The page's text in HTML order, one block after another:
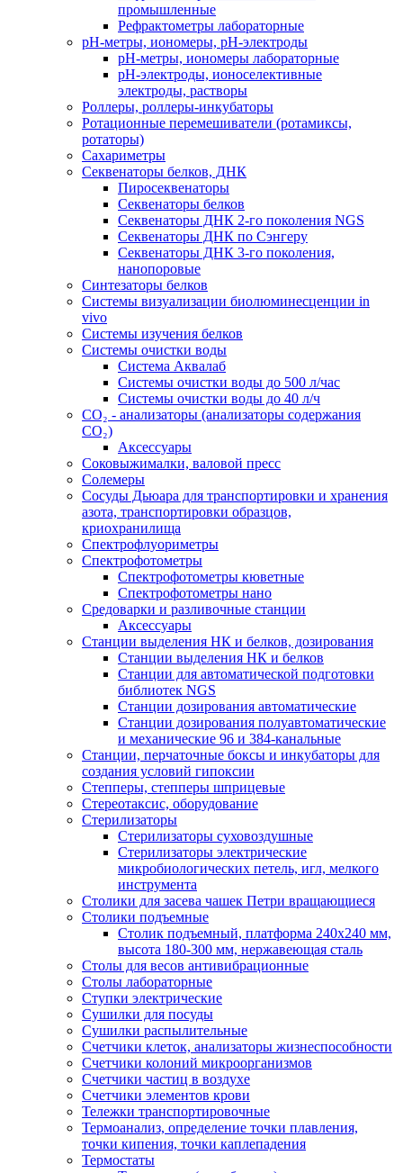
промышленные
Рефрактометры лабораторные
рН-метры, иономеры, рН-электроды
рН-метры, иономеры лабораторные
рН-электроды, ионоселективные
электроды, растворы
Роллеры, роллеры-инкубаторы
Ротационные перемешиватели (ротамиксы,
ротаторы)
Сахариметры
Секвенаторы белков, ДНК
Пиросеквенаторы
Секвенаторы белков
Секвенаторы ДНК 2-го поколения NGS
Секвенаторы ДНК по Сэнгеру
Секвенаторы ДНК 3-го поколения,
нанопоровые
Синтезаторы белков
Системы визуализации биолюминесценции in
vivo
Системы изучения белков
Системы очистки воды
Система Аквалаб
Системы очистки воды до 500 л/час
Системы очистки воды до 40 л/ч
СО₂ - анализаторы (анализаторы содержания
СО₂)
Аксессуары
Соковыжималки, валовой пресс
Солемеры
Сосуды Дьюара для транспортировки и хранения
азота, транспортировки образцов,
криохранилища
Спектрофлуориметры
Спектрофотометры
Спектрофотометры кюветные
Спектрофотометры нано
Средоварки и разливочные станции
Аксессуары
Станции выделения НК и белков, дозирования
Станции выделения НК и белков
Станции для автоматической подготовки
библиотек NGS
Станции дозирования автоматические
Станции дозирования полуавтоматические
и механические 96 и 384-канальные
Станции, перчаточные боксы и инкубаторы для
создания условий гипоксии
Степперы, степперы шприцевые
Стереотаксис, оборудование
Стерилизаторы
Стерилизаторы суховоздушные
Стерилизаторы электрические
микробиологических петель, игл, мелкого
инструмента
Столики для засева чашек Петри вращающиеся
Столики подъемные
Столик подъемный, платформа 240х240 мм,
высота 180-300 мм, нержавеющая сталь
Столы для весов антивибрационные
Столы лабораторные
Ступки электрические
Сушилки для посуды
Сушилки распылительные
Счетчики клеток, анализаторы жизнеспособности
Счетчики колоний микроорганизмов
Счетчики частиц в воздухе
Счетчики элементов крови
Тележки транспортировочные
Термоанализ, определение точки плавления,
точки кипения, точки каплепадения
Термостаты